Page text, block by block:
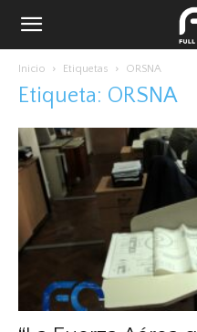
Inicio Etiquetas ORSNA
Etiqueta: ORSNA